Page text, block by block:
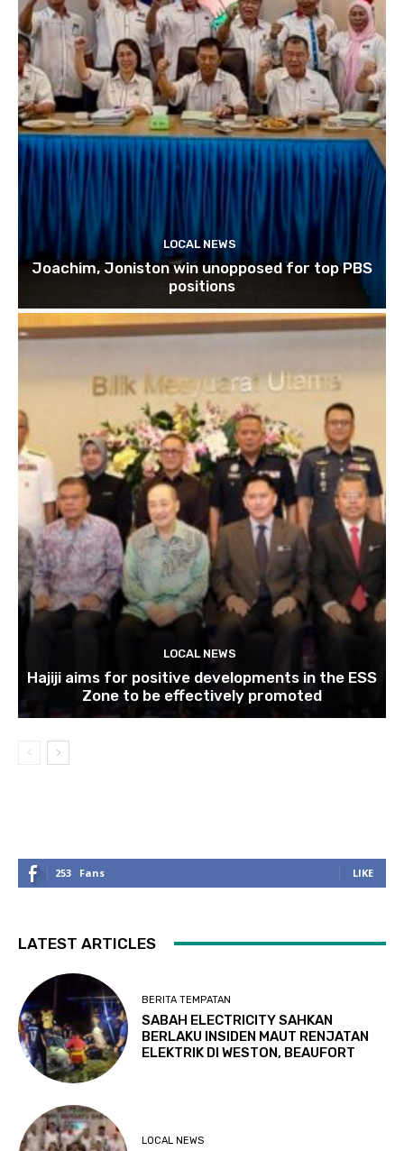
LOCAL NEWS
Joachim, Joniston win unopposed for top PBS
positions
LOCAL NEWS
Hajiji aims for positive developments in the ESS
Zone to be effectively promoted
253 Fans LIKE
LATEST ARTICLES
BERITA TEMPATAN
SABAH ELECTRICITY SAHKAN
BERLAKU INSIDEN MAUT RENJATAN
ELEKTRIK DI WESTON, BEAUFORT
LOCAL NEWS